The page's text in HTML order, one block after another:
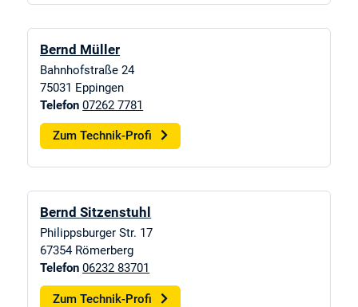
Bernd Müller
Bahnhofstraße 24
75031 Eppingen
Telefon 07262 7781
Zum Technik-Profi
Bernd Sitzenstuhl
Philippsburger Str. 17
67354 Römerberg
Telefon 06232 83701
Zum Technik-Profi